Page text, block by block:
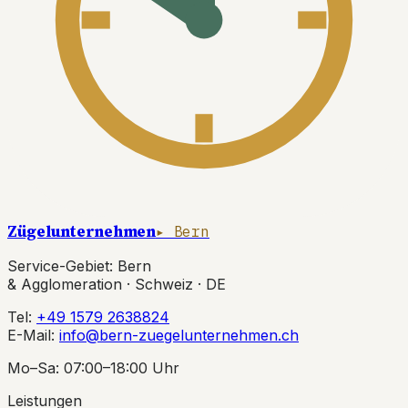
Zügelunternehmen▸ Bern
Service-Gebiet: Bern
& Agglomeration · Schweiz · DE
Tel: +49 1579 2638824
E-Mail: info@bern-zuegelunternehmen.ch
Mo–Sa: 07:00–18:00 Uhr
Leistungen